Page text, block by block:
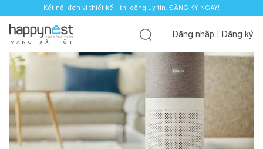
Kết nối đơn vị thiết kế - thi công uy tín. ĐĂNG KÝ NGAY!
M Ạ N G X Ã H Ộ I
Đăng nhập Đăng ký